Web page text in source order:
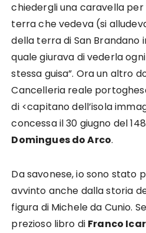
chiedergli una caravella
terra che vedeva (si
della terra di San Brandano
quale giurava di vederla
stessa guisa”. Ora un altro
Cancelleria reale
di <capitano dell’isola
concessa il 30 giugno del
Domingues do Arco.
Da savonese, io sono stato
avvinto anche dalla storia
figura di Michele da Cunio.
prezioso libro di Franco